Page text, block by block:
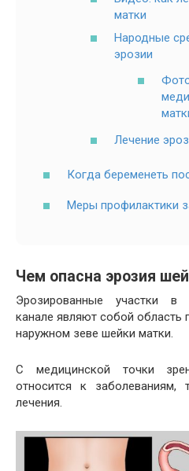
матки
Народные
эрозии
Лечение
Когда беременеть
Меры профилактики
Чем опасна эрозия
Эрозированные участки в
канале являют собой область
наружном зеве шейки матки.
С медицинской точки
относится к заболеваниям,
лечения.